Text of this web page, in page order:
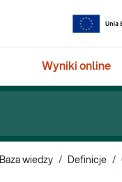
Wyniki online
Baza wiedzy / Definicje /